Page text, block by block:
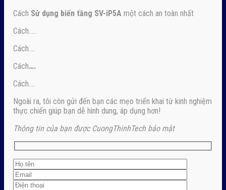
Cách Sử dụng biến tầng SV-iP5A một cách an toàn nhất
Cách…..
Cách….
Cách….
Cách….
Ngoài ra, tôi còn gửi đến bạn các mẹo triển khai từ kinh nghiệm
thực chiến giúp bạn dễ hình dung, áp dụng hơn!
Thông tin của bạn được CuongThinhTech bảo mật